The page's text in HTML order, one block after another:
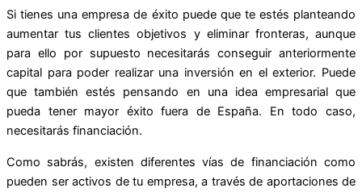
Si tienes una empresa de éxito puede que te estés planteando
aumentar tus clientes objetivos y eliminar fronteras, aunque
para ello por supuesto necesitarás conseguir anteriormente
capital para poder realizar una inversión en el exterior. Puede
que también estés pensando en una idea empresarial que
pueda tener mayor éxito fuera de España. En todo caso,
necesitarás financiación.
Como sabrás, existen diferentes vías de financiación como
pueden ser activos de tu empresa, a través de aportaciones de